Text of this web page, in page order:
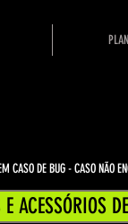
ACESSÓRIOS
CASO DE BUG- CASO NÃO